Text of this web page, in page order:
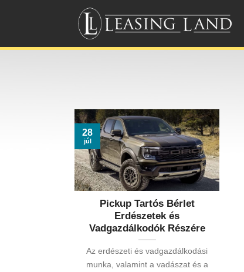
Pickup Tartós Bérlet
Erdészetek és
Vadgazdálkodók Részére
Az erdészeti és vadgazdálkodási
munka, valamint a vadászat és a
28
júl